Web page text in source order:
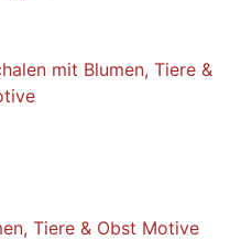
Tiere & Obst Motive